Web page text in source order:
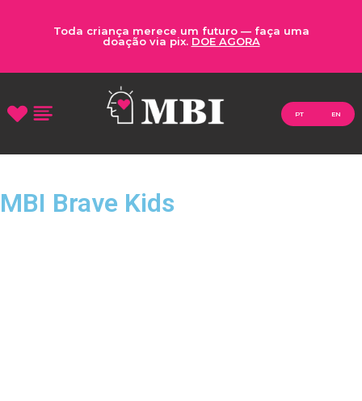
Toda criança merece um futuro — faça uma
doação via pix. DOE AGORA
PT EN
MBI Brave Kids